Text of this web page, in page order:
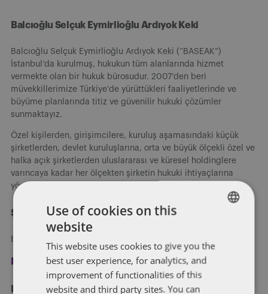
Balcıoğlu Selçuk Eymirlioğlu Ardıyok Keki
Balcıoğlu Selçuk Eymirlioğlu Ardıyok Keki (“BASEAK”)
İstanbul’da kurulmuş, hukukun tüm alanlarında hizmet
vermekte olan bir hukuk bürosudur. 2007’den beri
müvekkillerimize Türkiye’de yürüttükleri faaliyetlerinde ve
büyüme planlarında titiz ve güvenilir hukuki çözümler
sunmaktayız.
Özel kişilerden, girişimcilere, kuruluş aşamasındaki küçük
şirketlerden, devlet kuruluşlarına, orta ve büyük ölçekli özel ve
halka açık şirketlerden uluslararası ve küresel holdinglere
varıncaya kadar her ölçekten şirketin hukuki ihtiyaçlarına
yönelik hizmet vermekteyiz.
Şimdi kayıt olun
Blog yazılarımızı e-posta ile alın.
Kategori̇ler
FRENCH
Use of cookies on this
website
This website uses cookies to give you the
best user experience, for analytics, and
improvement of functionalities of this
website and third party sites. You can